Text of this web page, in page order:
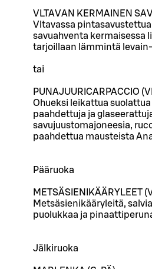
VLTAVAN KERMAINEN
Vltavassa pintasavustettua
savuahventa kermaisessa
tarjoillaan lämmintä
tai
PUNAJUURICARPACCIO
Ohueksi leikattua
paahdettuja ja
savujuustomajoneesia,
paahdettua mausteista
Pääruoka
METSÄSIENIKÄÄRYLEET
Metsäsienikääryleitä,
puolukkaa ja
Jälkiruoka